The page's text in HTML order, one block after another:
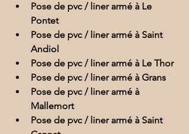
Pose de pvc / liner armé à Le
Pontet
Pose de pvc / liner armé à Saint
Andiol
Pose de pvc / liner armé à Le Thor
Pose de pvc / liner armé à Grans
Pose de pvc / liner armé à
Mallemort
Pose de pvc / liner armé à Saint